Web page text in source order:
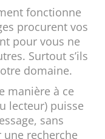
fonctionne
procurent vos
pour vous ne
Surtout s’ils
domaine.
manière à ce
lecteur) puisse
sans
recherche